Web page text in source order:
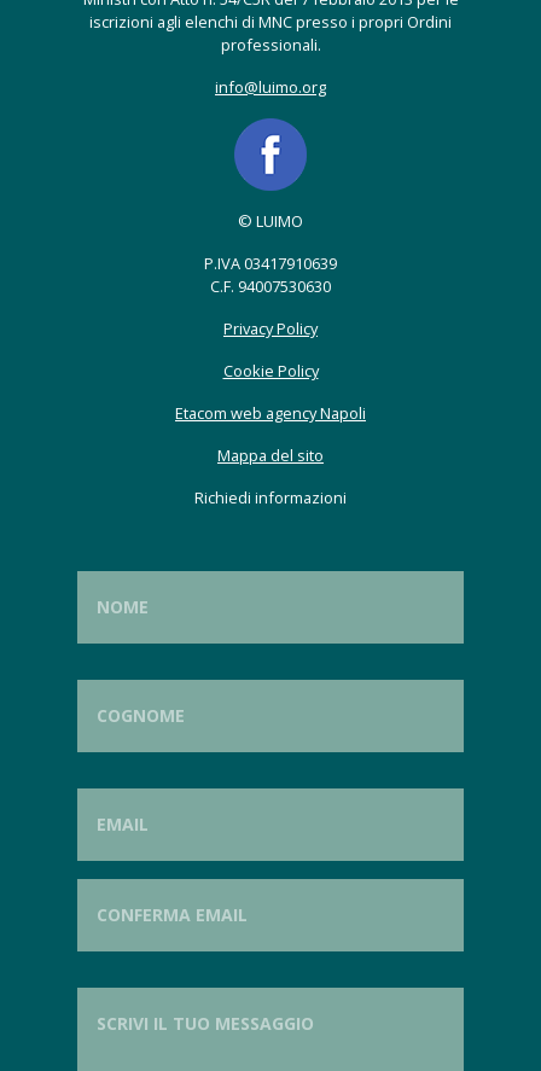
iscrizioni agli elenchi di MNC presso i propri Ordini
professionali.
info@luimo.org
© LUIMO
P.IVA 03417910639
C.F. 94007530630
Privacy Policy
Cookie Policy
Etacom web agency Napoli
Mappa del sito
Richiedi informazioni